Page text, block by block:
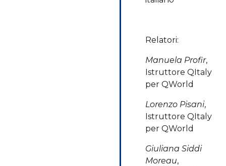
Relatori:
Manuela Profir,
Istruttore QItaly
per QWorld
Lorenzo Pisani,
Istruttore QItaly
per QWorld
Giuliana Siddi
Moreau,